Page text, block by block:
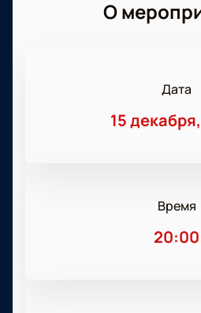
О
Дата
15
Время
20:00